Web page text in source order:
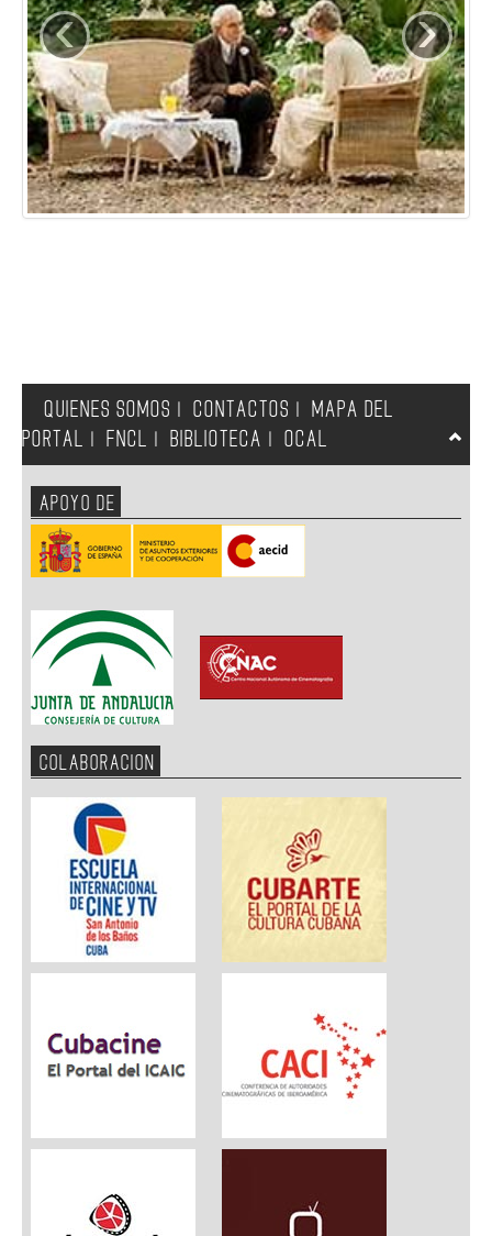
‹ ›
QUIENES SOMOS CONTACTOS
MAPA DEL
PORTAL
FNCL BIBLIOTECA OCAL
APOYO DE
COLABORACION